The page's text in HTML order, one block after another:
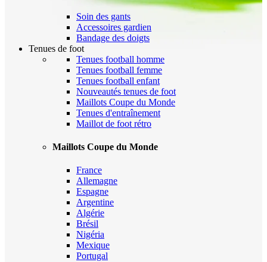
Soin des gants
Accessoires gardien
Bandage des doigts
Tenues de foot
Tenues football homme
Tenues football femme
Tenues football enfant
Nouveautés tenues de foot
Maillots Coupe du Monde
Tenues d'entraînement
Maillot de foot rétro
Maillots Coupe du Monde
France
Allemagne
Espagne
Argentine
Algérie
Brésil
Nigéria
Mexique
Portugal